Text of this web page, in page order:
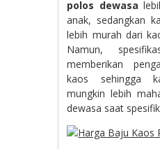
polos dewasa
anak, sedangkan
lebih murah dari
Namun,
memberikan
kaos sehingga
mungkin lebih
dewasa saat